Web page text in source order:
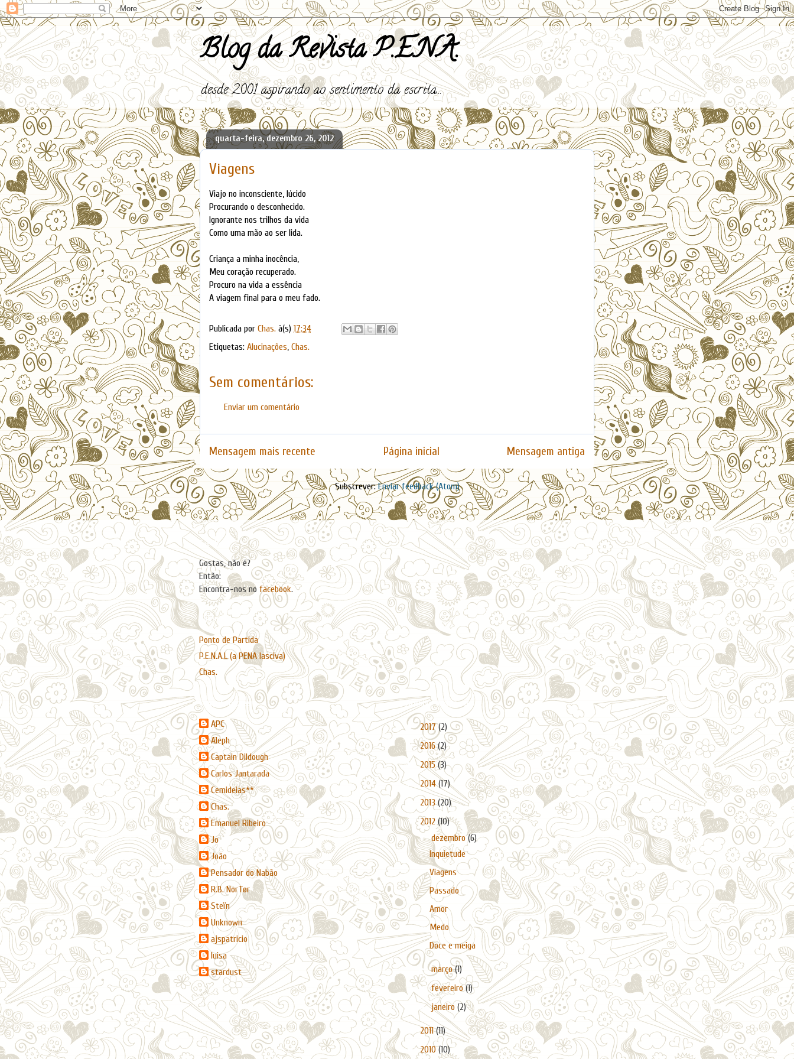
Blog da Revista P.E.N.A.
desde 2001 aspirando ao sentimento da escrita...
quarta-feira, dezembro 26, 2012
Viagens
Viajo no inconsciente, lúcido
Procurando o desconhecido.
Ignorante nos trilhos da vida
Como uma mão ao ser lida.
Criança a minha inocência,
Meu coração recuperado.
Procuro na vida a essência
A viagem final para o meu fado.
Publicada por Chas. à(s) 17:34
Etiquetas: Alucinações Chas.
Sem comentários:
Enviar um comentário
Mensagem mais recente Mensagem antiga
Página inicial
Subscrever:Enviar feedback (Atom)
Facebook
Gostas, não é?
Então:
Encontra-nos no facebook.
Páginas
Ponto de Partida
P.E.N.A.L (a PENA lasciva)
Chas.
Contribuidores
APC
Aleph
Captain Dildough
Carlos Jantarada
Cemideias**
Chas.
Emanuel Ribeiro
Jo
João
Pensador do Nabão
R.B. NorTør
Steïn
Unknown
ajspatricio
luisa
stardust
Arquivo do blogue
►2017(2)
►2016(2)
►2015(3)
►2014(17)
► 2013(20)
▼2012(10)
▼dezembro(6)
Inquietude
Viagens
Passado
Amor
Medo
Doce e meiga
►março(1)
►fevereiro(1)
►janeiro(2)
►2011(11)
►2010(10)